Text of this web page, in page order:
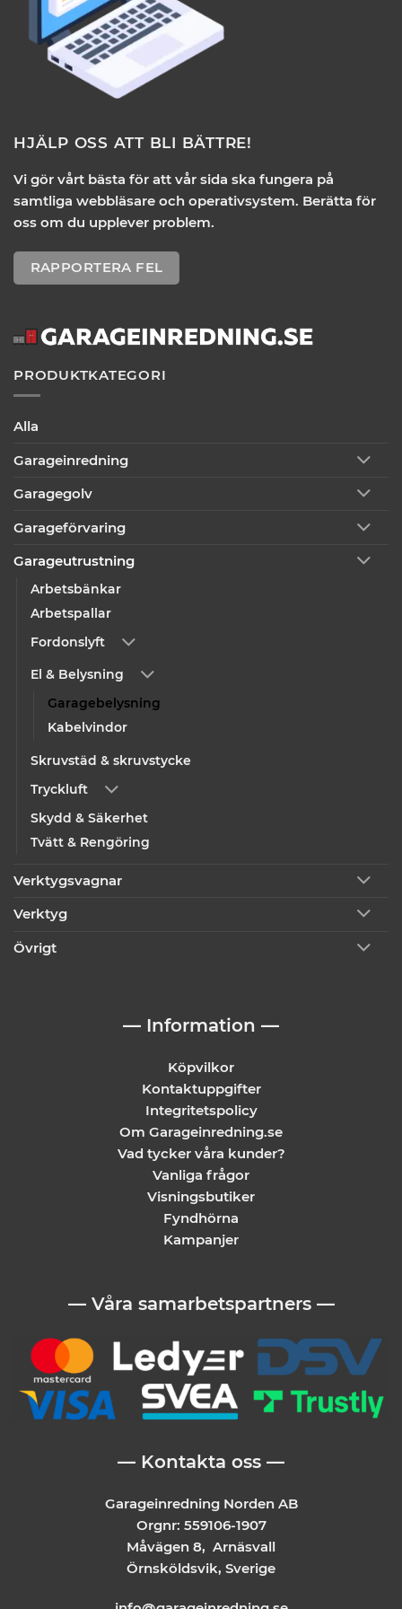
HJÄLP OSS ATT BLI BÄTTRE!
Vi gör vårt bästa för att vår sida ska fungera på
samtliga webbläsare och operativsystem. Berätta för
oss om du upplever problem.
RAPPORTERA FEL
PRODUKTKATEGORI
Alla
Garageinredning
Garagegolv
Garageförvaring
Garageutrustning
Arbetsbänkar
Arbetspallar
Fordonslyft
El & Belysning
Garagebelysning
Kabelvindor
Skruvstäd & skruvstycke
Tryckluft
Skydd & Säkerhet
Tvätt & Rengöring
Verktygsvagnar
Verktyg
Övrigt
— Information —
Köpvilkor
Kontaktuppgifter
Integritetspolicy
Om Garageinredning.se
Vad tycker våra kunder?
Vanliga frågor
Visningsbutiker
Fyndhörna
Kampanjer
— Våra samarbetspartners —
— Kontakta oss —
Garageinredning Norden AB
Orgnr: 559106-1907
Måvägen 8, Arnäsvall
Örnsköldsvik, Sverige